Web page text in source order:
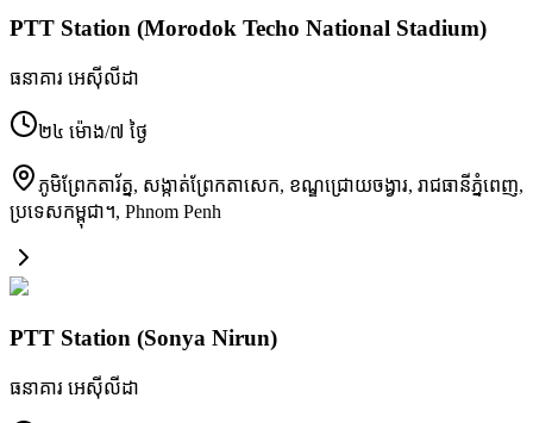
PTT Station (Morodok Techo National Stadium)
ធនាគារ អេស៊ីលីដា
២៤ ម៉ោង/៧ ថ្ងៃ
ភូមិ​ព្រែកតារ័ត្ន, សង្កាត់​ព្រែកតាសេក, ខណ្ឌ​ជ្រោយចង្វារ, រាជធានី​ភ្នំពេញ,
ប្រទេស​កម្ពុជា។, Phnom Penh
PTT Station (Sonya Nirun)
ធនាគារ អេស៊ីលីដា